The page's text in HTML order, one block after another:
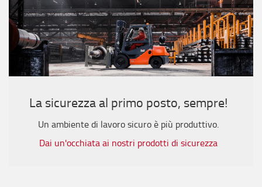
La sicurezza al primo posto, sempre!
Un ambiente di lavoro sicuro è più produttivo.
Dai un'occhiata ai nostri prodotti di sicurezza